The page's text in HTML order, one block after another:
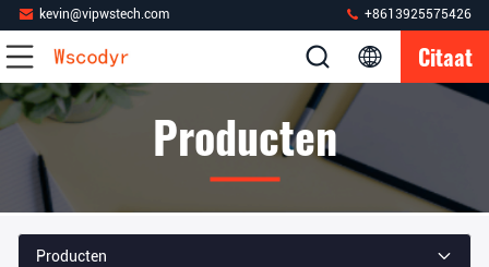
kevin@vipwstech.com +8613925575426
Citaat
Producten
Producten